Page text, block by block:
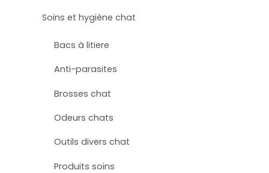
Soins et hygiène chat
Bacs à litiere
Anti-parasites
Brosses chat
Odeurs chats
Outils divers chat
Produits soins